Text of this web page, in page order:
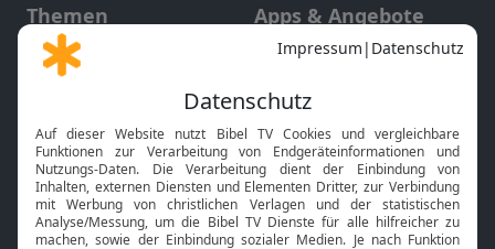
Themen
Gott und Bibel erklärt
Neuigkeiten
Apps & Angebote
Mobile App
Smart TV
HbbTV
Bibelthek Online-Bibel
Nächster Gottesdienst